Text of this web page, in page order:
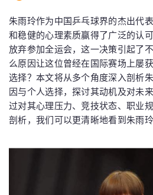
朱雨玲作为中国乒乓球界的杰出代
和稳健的心理素质赢得了广泛的认
放弃参加全运会，这一决策引起了
么原因让这位曾经在国际赛场上屡
选择？本文将从多个角度深入剖析
因与个人选择，探讨其动机及对未
过对其心理压力、竞技状态、职业
剖析，我们可以更清晰地看到朱雨